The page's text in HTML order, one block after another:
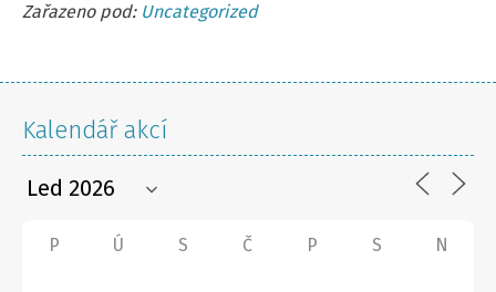
Zařazeno pod: Uncategorized
Kalendář akcí
P Ú S Č P S N